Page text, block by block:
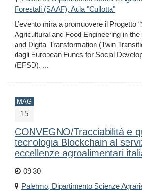
Forestali (SAAF), Aula "Cullotta"
L’evento mira a promuovere il Progetto
Agricultural and Food Engineering in
and Digital Transformation (Twin
dagli European Funds for Social
(EFSD). ...
MAG
15
CONVEGNO/Tracciabilità e
tecnologia Blockchain al
eccellenze agroalimentari
09:30
Palermo, Dipartimento Scienze